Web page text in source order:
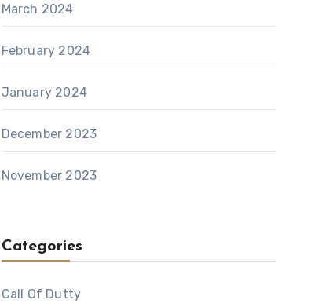
March 2024
February 2024
January 2024
December 2023
November 2023
Categories
Call Of Dutty